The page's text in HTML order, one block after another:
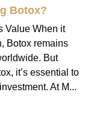
Botox?
Value When it
Botox remains
But
it’s essential to
At M...